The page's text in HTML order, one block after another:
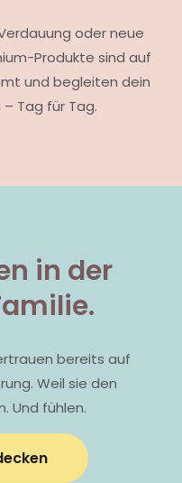
oder neue
Produkte sind auf
und begleiten dein
Tag für Tag.
in der
bereits auf
Weil sie den
Und fühlen.